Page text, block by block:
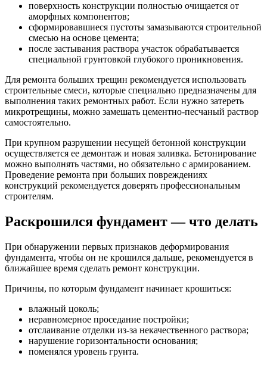
поверхность конструкции полностью очищается от
аморфных компонентов;
сформировавшиеся пустоты замазываются строительной
смесью на основе цемента;
после застывания раствора участок обрабатывается
специальной грунтовкой глубокого проникновения.
Для ремонта больших трещин рекомендуется использовать
строительные смеси, которые специально предназначены для
выполнения таких ремонтных работ. Если нужно затереть
микротрещины, можно замешать цементно-песчаный раствор
самостоятельно.
При крупном разрушении несущей бетонной конструкции
осуществляется ее демонтаж и новая заливка. Бетонирование
можно выполнять частями, но обязательно с армированием.
Проведение ремонта при больших повреждениях
конструкций рекомендуется доверять профессиональным
строителям.
Раскрошился фундамент — что делать
При обнаружении первых признаков деформирования
фундамента, чтобы он не крошился дальше, рекомендуется в
ближайшее время сделать ремонт конструкции.
Причины, по которым фундамент начинает крошиться:
влажный цоколь;
неравномерное проседание постройки;
отслаивание отделки из-за некачественного раствора;
нарушение горизонтальности основания;
поменялся уровень грунта.